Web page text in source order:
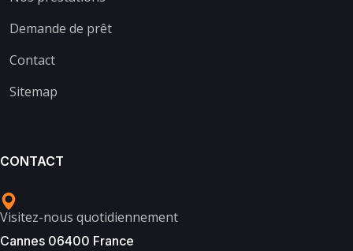
Demande de prêt
Contact
Sitemap
CONTACT
Visitez-nous quotidiennement
Cannes 06400 France